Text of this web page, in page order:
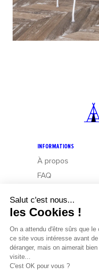
INFORMATIONS
À propos
FAQ
Mentions légales
Données
Design –
Développement
Cookies